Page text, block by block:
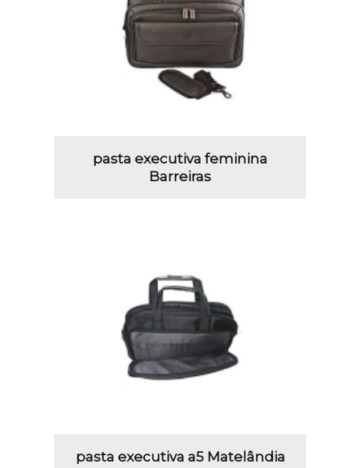
pasta executiva feminina
Barreiras
pasta executiva a5 Matelândia